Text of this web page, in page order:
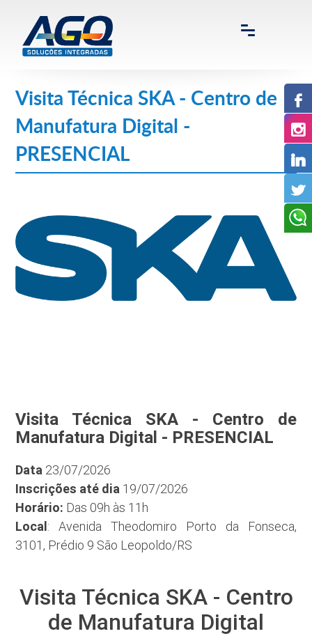
Visita Técnica SKA - Centro de
Manufatura Digital -
PRESENCIAL
Visita Técnica SKA - Centro de
Manufatura Digital - PRESENCIAL
Data 23/07/2026
Inscrições até dia 19/07/2026
Horário: Das 09h às 11h
Local : Avenida Theodomiro Porto da Fonseca,
3101, Prédio 9 São Leopoldo/RS
Visita Técnica SKA - Centro
de Manufatura Digital